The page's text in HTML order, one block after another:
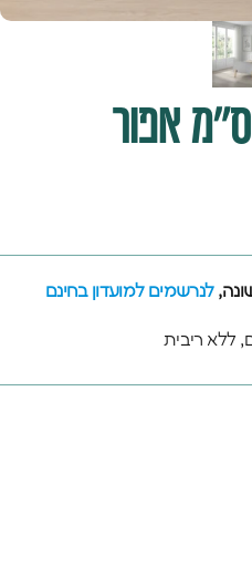
ס"מאפור
לנרשמים למועדון בחינם